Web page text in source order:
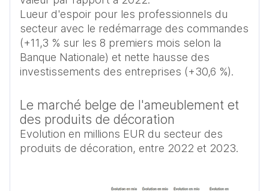
Lueur d'espoir pour les professionnels du
secteur avec le redémarrage des commandes
(+11,3 % sur les 8 premiers mois selon la
Banque Nationale) et nette hausse des
investissements des entreprises (+30,6 %).
Le marché belge de l'ameublement et
des produits de décoration
Evolution en millions EUR du secteur des
produits de décoration, entre 2022 et 2023.